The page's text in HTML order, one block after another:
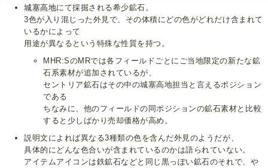
城塞高地にて採掘される希少鉱石。
3色が入り混じった外見で、その体積にどの色がどれだけ含まれて
いるかによって
用途が異なるという特殊な性質を持つ。
MHR:SのMRでは各フィールドごとにご当地限定の新たな鉱
石系素材が追加されているが、
セントリア鉱石はその中の城塞高地担当と言えるポジション
である
ちなみに、他のフィールドの同ポジションの鉱石素材と比較
すると少しばかり売却価格が高め。
説明文によれば異なる3種類の色を含んだ外見のようだが、
具体的にどんな色合いが含まれているのかは語られていない。
アイテムアイコンは鉄鉱石などと同じ黒っぽい鉱石のそれで、や